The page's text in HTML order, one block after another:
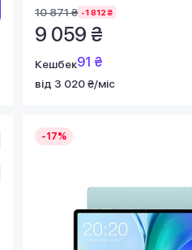
10 871 ₴ -1 812 ₴
9 059 ₴
Кешбек91 ₴
від 3 020 ₴/міс
-17%